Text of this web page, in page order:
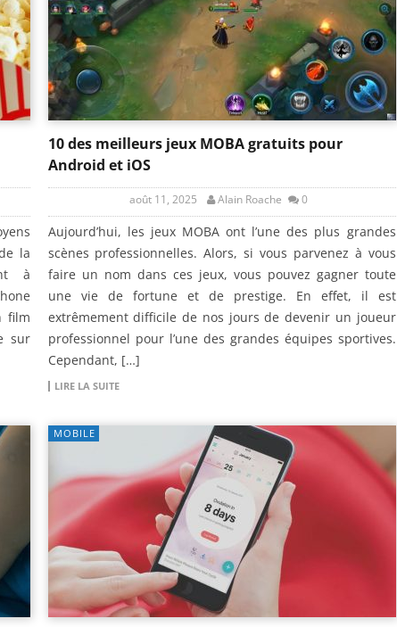
la
à
film
sur
10 des meilleurs jeux MOBA gratuits pour
Android et iOS
août 11, 2025 Alain Roache 0
Aujourd’hui, les jeux MOBA ont l’une des plus grandes
scènes professionnelles. Alors, si vous parvenez à vous
faire un nom dans ces jeux, vous pouvez gagner toute
une vie de fortune et de prestige. En effet, il est
extrêmement difficile de nos jours de devenir un joueur
professionnel pour l’une des grandes équipes sportives.
Cependant, […]
LIRE LA SUITE
MOBILE